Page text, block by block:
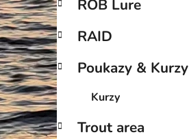
ROB Lure
RAID
Poukazy & Kurzy
Kurzy
Trout area